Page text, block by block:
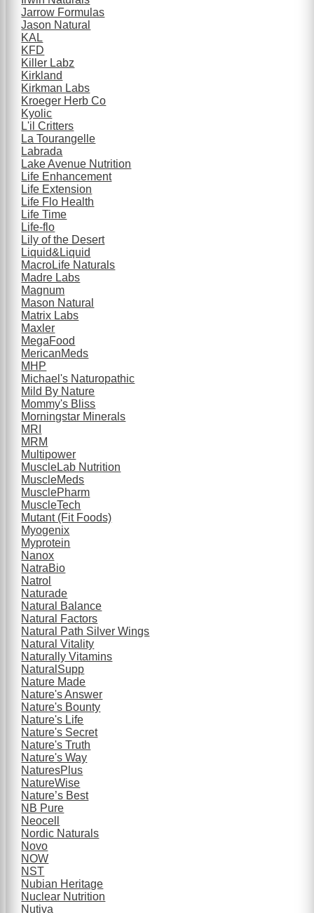
Jarrow Formulas
Jason Natural
KAL
KFD
Killer Labz
Kirkland
Kirkman Labs
Kroeger Herb Co
Kyolic
L'il Critters
La Tourangelle
Labrada
Lake Avenue Nutrition
Life Enhancement
Life Extension
Life Flo Health
Life Time
Life-flo
Lily of the Desert
Liquid&Liquid
MacroLife Naturals
Madre Labs
Magnum
Mason Natural
Matrix Labs
Maxler
MegaFood
MericanMeds
MHP
Michael's Naturopathic
Mild By Nature
Mommy's Bliss
Morningstar Minerals
MRI
MRM
Multipower
MuscleLab Nutrition
MuscleMeds
MusclePharm
MuscleTech
Mutant (Fit Foods)
Myogenix
Myprotein
Nanox
NatraBio
Natrol
Naturade
Natural Balance
Natural Factors
Natural Path Silver Wings
Natural Vitality
Naturally Vitamins
NaturalSupp
Nature Made
Nature's Answer
Nature's Bounty
Nature's Life
Nature's Secret
Nature's Truth
Nature's Way
NaturesPlus
NatureWise
Nature’s Best
NB Pure
Neocell
Nordic Naturals
Novo
NOW
NST
Nubian Heritage
Nuclear Nutrition
Nutiva